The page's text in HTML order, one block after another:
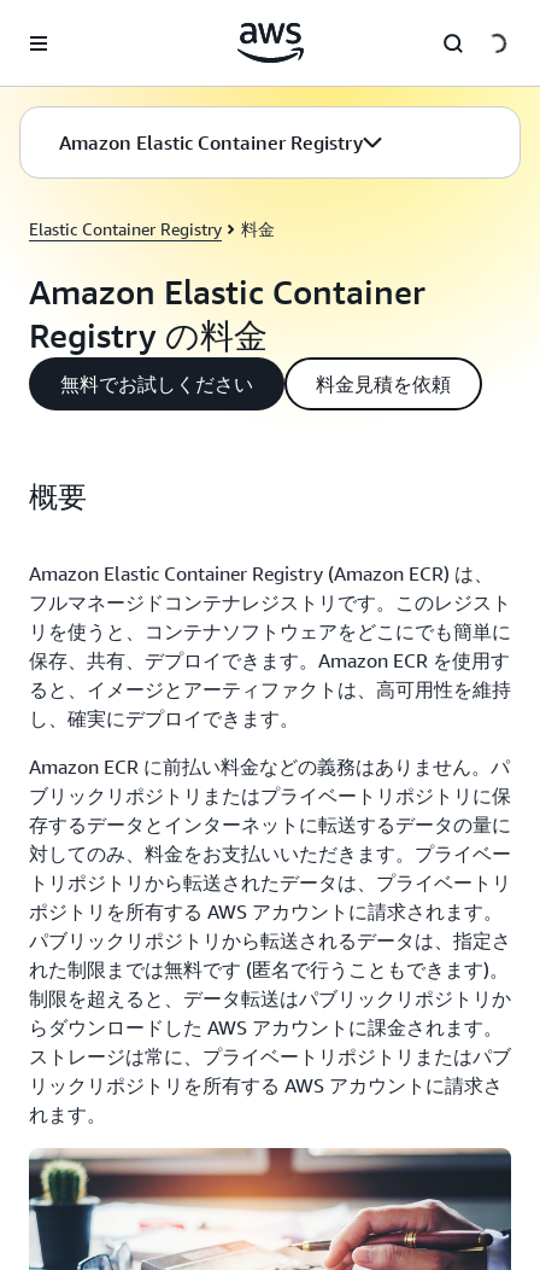
Amazon Elastic Container Registry
Elastic Container Registry 料金
Amazon Elastic Container
Registry の料金
無料でお試しください 料金見積を依頼
概要
Amazon Elastic Container Registry (Amazon ECR) は、
フルマネージドコンテナレジストリです。このレジスト
リを使うと、コンテナソフトウェアをどこにでも簡単に
保存、共有、デプロイできます。Amazon ECR を使用す
ると、イメージとアーティファクトは、高可用性を維持
し、確実にデプロイできます。
Amazon ECR に前払い料金などの義務はありません。パ
ブリックリポジトリまたはプライベートリポジトリに保
存するデータとインターネットに転送するデータの量に
対してのみ、料金をお支払いいただきます。プライベー
トリポジトリから転送されたデータは、プライベートリ
ポジトリを所有する AWS アカウントに請求されます。
パブリックリポジトリから転送されるデータは、指定さ
れた制限までは無料です (匿名で行うこともできます)。
制限を超えると、データ転送はパブリックリポジトリか
らダウンロードした AWS アカウントに課金されます。
ストレージは常に、プライベートリポジトリまたはパブ
リックリポジトリを所有する AWS アカウントに請求さ
れます。